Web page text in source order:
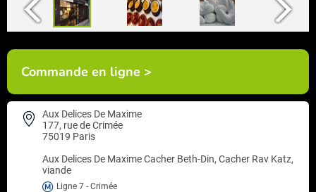
Commande en ligne >
Aux Delices De Maxime
177, rue de Crimée
75019 Paris
Aux Delices De MaximeCacher Beth-Din, Cacher Rav Katz,
viande
Ligne 7 - Crimée